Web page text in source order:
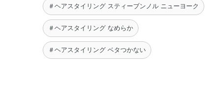
＃ヘアスタイリング スティーブンノル ニューヨーク
＃ヘアスタイリング なめらか
＃ヘアスタイリング ベタつかない